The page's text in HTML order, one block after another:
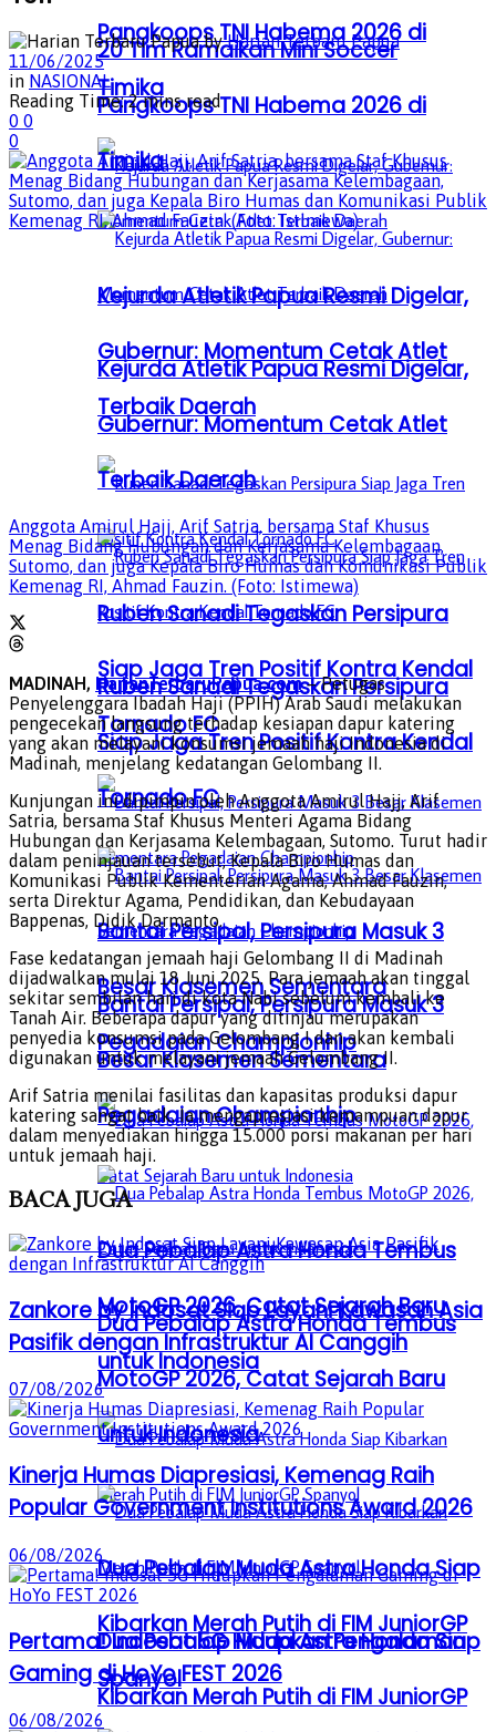
Pangkoops TNI Habema 2026 di
Timika
Kejurda Atletik Papua Resmi Digelar,
Gubernur: Momentum Cetak Atlet
Terbaik Daerah
Ruben Sanadi Tegaskan Persipura
Siap Jaga Tren Positif Kontra Kendal
Tornado FC
Bantai Persipal, Persipura Masuk 3
Besar Klasemen Sementara
Pegadaian Championhip
Dua Pebalap Astra Honda Tembus
MotoGP 2026, Catat Sejarah Baru
untuk Indonesia
Dua Pebalap Muda Astra Honda Siap
Kibarkan Merah Putih di FIM JuniorGP
Spanyol
20 Tim Ramaikan Mini Soccer
Pangkoops TNI Habema 2026 di
Timika
Kejurda Atletik Papua Resmi Digelar,
Gubernur: Momentum Cetak Atlet
Terbaik Daerah
Ruben Sanadi Tegaskan Persipura
Siap Jaga Tren Positif Kontra Kendal
Tornado FC
Bantai Persipal, Persipura Masuk 3
Besar Klasemen Sementara
Pegadaian Championhip
Dua Pebalap Astra Honda Tembus
MotoGP 2026, Catat Sejarah Baru
untuk Indonesia
Dua Pebalap Muda Astra Honda Siap
Kibarkan Merah Putih di FIM JuniorGP
by Harian Terbaru Papua
11/06/2025
in NASIONAL
Reading Time: 2 mins read
0 0
0
Anggota Amirul Hajj, Arif Satria, bersama Staf Khusus
Menag Bidang Hubungan dan Kerjasama Kelembagaan,
Sutomo, dan juga Kepala Biro Humas dan Komunikasi Publik
Kemenag RI, Ahmad Fauzin. (Foto: Istimewa)
MADINAH, HarianTerbaruPapua.com– Petugas
Penyelenggara Ibadah Haji (PPIH) Arab Saudi melakukan
pengecekan langsung terhadap kesiapan dapur katering
yang akan melayani konsumsi jemaah haji Indonesia di
Madinah, menjelang kedatangan Gelombang II.
Kunjungan ini dipimpin oleh Anggota Amirul Hajj, Arif
Satria, bersama Staf Khusus Menteri Agama Bidang
Hubungan dan Kerjasama Kelembagaan, Sutomo. Turut hadir
dalam peninjauan tersebut, Kepala Biro Humas dan
Komunikasi Publik Kementerian Agama, Ahmad Fauzin,
serta Direktur Agama, Pendidikan, dan Kebudayaan
Bappenas, Didik Darmanto.
Fase kedatangan jemaah haji Gelombang II di Madinah
dijadwalkan mulai 18 Juni 2025. Para jemaah akan tinggal
sekitar sembilan hari di kota Nabi sebelum kembali ke
Tanah Air. Beberapa dapur yang ditinjau merupakan
penyedia konsumsi pada Gelombang I dan akan kembali
digunakan untuk melayani jemaah Gelombang II.
Arif Satria menilai fasilitas dan kapasitas produksi dapur
katering sangat baik. Ia mengapresiasi kemampuan dapur
dalam menyediakan hingga 15.000 porsi makanan per hari
untuk jemaah haji.
BACAJUGA
Zankore by Indosat Siap Layani Kawasan Asia
Pasifik dengan Infrastruktur AI Canggih
07/08/2026
Kinerja Humas Diapresiasi, Kemenag Raih
Popular Government Institutions Award 2026
06/08/2026
Pertama! Indosat 5G Hidupkan Pengalaman
Gaming di HoYo FEST 2026
06/08/2026